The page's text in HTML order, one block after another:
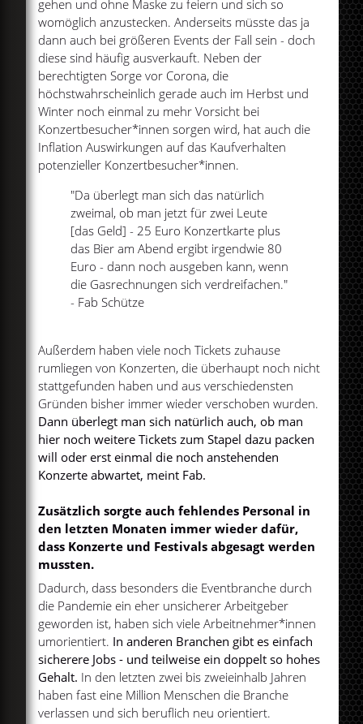
gehen und ohne Maske zu feiern und sich so
womöglich anzustecken. Anderseits müsste das ja
dann auch bei größeren Events der Fall sein - doch
diese sind häufig ausverkauft. Neben der
berechtigten Sorge vor Corona, die
höchstwahrscheinlich gerade auch im Herbst und
Winter noch einmal zu mehr Vorsicht bei
Konzertbesucher*innen sorgen wird, hat auch die
Inflation Auswirkungen auf das Kaufverhalten
potenzieller Konzertbesucher*innen.
"Da überlegt man sich das natürlich
zweimal, ob man jetzt für zwei Leute
[das Geld] - 25 Euro Konzertkarte plus
das Bier am Abend ergibt irgendwie 80
Euro - dann noch ausgeben kann, wenn
die Gasrechnungen sich verdreifachen."
- Fab Schütze
Außerdem haben viele noch Tickets zuhause
rumliegen von Konzerten, die überhaupt noch nicht
stattgefunden haben und aus verschiedensten
Gründen bisher immer wieder verschoben wurden.
Dann überlegt man sich natürlich auch, ob man
hier noch weitere Tickets zum Stapel dazu packen
will oder erst einmal die noch anstehenden
Konzerte abwartet, meint Fab.
Zusätzlich sorgte auch fehlendes Personal in
den letzten Monaten immer wieder dafür,
dass Konzerte und Festivals abgesagt werden
mussten.
Dadurch, dass besonders die Eventbranche durch
die Pandemie ein eher unsicherer Arbeitgeber
geworden ist, haben sich viele Arbeitnehmer*innen
umorientiert. In anderen Branchen gibt es einfach
sicherere Jobs - und teilweise ein doppelt so hohes
Gehalt. In den letzten zwei bis zweieinhalb Jahren
haben fast eine Million Menschen die Branche
verlassen und sich beruflich neu orientiert.